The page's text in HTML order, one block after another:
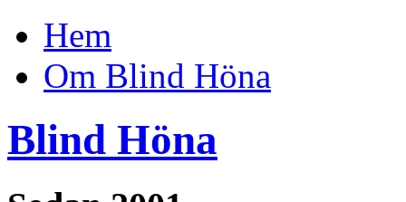
Hem
Om Blind Höna
Blind Höna